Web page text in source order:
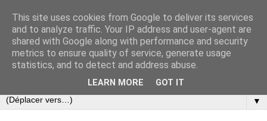
Slovar les Nouvelles
Blog citoyen d'informations, de décryptages et de
commentaires depuis 2005
▼
This site uses cookies from Google to deliver its services
and to analyze traffic. Your IP address and user-agent are
shared with Google along with performance and security
metrics to ensure quality of service, generate usage
statistics, and to detect and address abuse.
LEARN MORE GOT IT